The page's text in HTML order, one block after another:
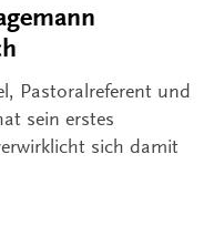
Pastoralreferent und
sein erstes
sich damit